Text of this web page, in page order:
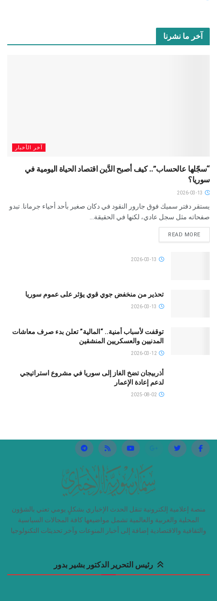
آخر ما نشرنا
آخر الأخبار
“سجّلها عالحساب”.. كيف أصبح الدَّين اقتصاد الحياة اليومية في
سوريا؟
يستقر دفتر سميك فوق جارور النقود في دكان صغير بأحد أحياء جرمانا. تبدو
صفحاته مثل سجل عادي، لكنها في الحقيقة...
READ MORE
تحذير من منخفض جوي قوي يؤثر على عموم سوريا
توقفت لأسباب أمنية.. “المالية” تعلن بدء صرف معاشات
المدنيين والعسكريين المنشقين
أذربيجان تضخ الغاز إلى سوريا في مشروع استراتيجي
لدعم إعادة الإعمار
منصة إعلامية إلكترونية تنقل الحدث الإخباري بشكلٍ يومي تعني بالشؤون
المحلية والعربية والعالمية تشمل مواضيعها كافة المجالات السياسية
والثقافية والاقتصادية إضافة إلى أخبار المنوعات وآخر تحديثات التكنولوجيا
رئيس التحرير الدكتور بشير بدور